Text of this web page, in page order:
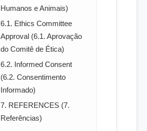
Humanos e Animais)
6.1. Ethics Committee
Approval (6.1. Aprovação
do Comitê de Ética)
6.2. Informed Consent
(6.2. Consentimento
Informado)
7. REFERENCES (7.
Referências)